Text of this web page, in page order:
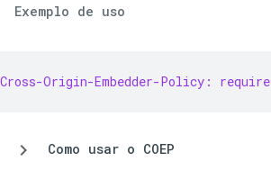
Exemplo de uso
Cross-Origin-Embedder-Policy:
Como usar o COEP